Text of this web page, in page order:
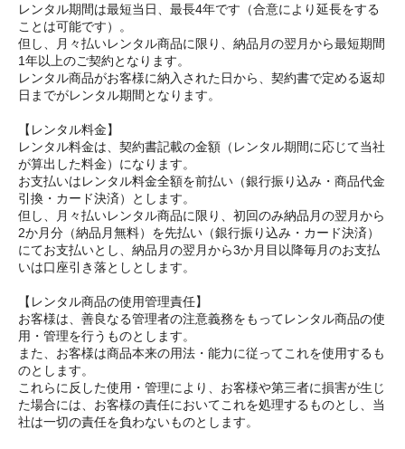
レンタル期間は最短当日、最長4年です（合意により延長をする
ことは可能です）。
但し、月々払いレンタル商品に限り、納品月の翌月から最短期間
1年以上のご契約となります。
レンタル商品がお客様に納入された日から、契約書で定める返却
日までがレンタル期間となります。
【レンタル料金】
レンタル料金は、契約書記載の金額（レンタル期間に応じて当社
が算出した料金）になります。
お支払いはレンタル料金全額を前払い（銀行振り込み・商品代金
引換・カード決済）とします。
但し、月々払いレンタル商品に限り、初回のみ納品月の翌月から
2か月分（納品月無料）を先払い（銀行振り込み・カード決済）
にてお支払いとし、納品月の翌月から3か月目以降毎月のお支払
いは口座引き落としとします。
【レンタル商品の使用管理責任】
お客様は、善良なる管理者の注意義務をもってレンタル商品の使
用・管理を行うものとします。
また、お客様は商品本来の用法・能力に従ってこれを使用するも
のとします。
これらに反した使用・管理により、お客様や第三者に損害が生じ
た場合には、お客様の責任においてこれを処理するものとし、当
社は一切の責任を負わないものとします。